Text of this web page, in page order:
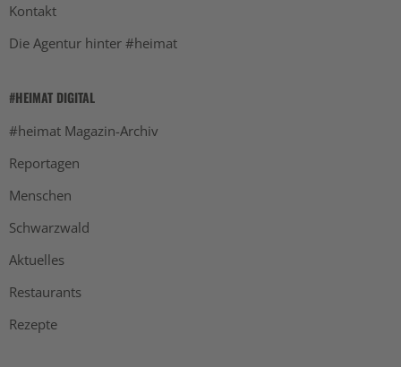
Kontakt
Die Agentur hinter #heimat
#HEIMAT DIGITAL
#heimat Magazin-Archiv
Reportagen
Menschen
Schwarzwald
Aktuelles
Restaurants
Rezepte